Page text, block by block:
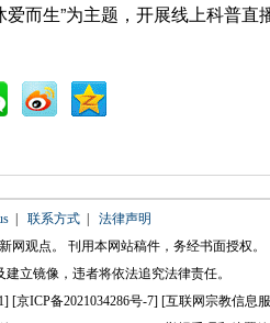
生”为主题，开展线上科普直
| 联系方式| 法律声明
网观点。 刊用本网站稿件，务经书面授权。
立镜像，违者将依法追究法律责任。
] [京ICP备2021034286号-7] [互联网宗教信息